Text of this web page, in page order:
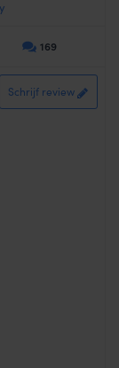
169
Schrijf review